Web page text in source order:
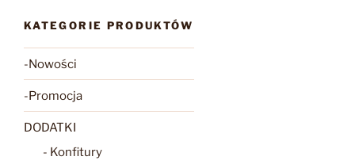
KATEGORIE PRODUKTÓW
-Nowości
-Promocja
DODATKI
- Konfitury